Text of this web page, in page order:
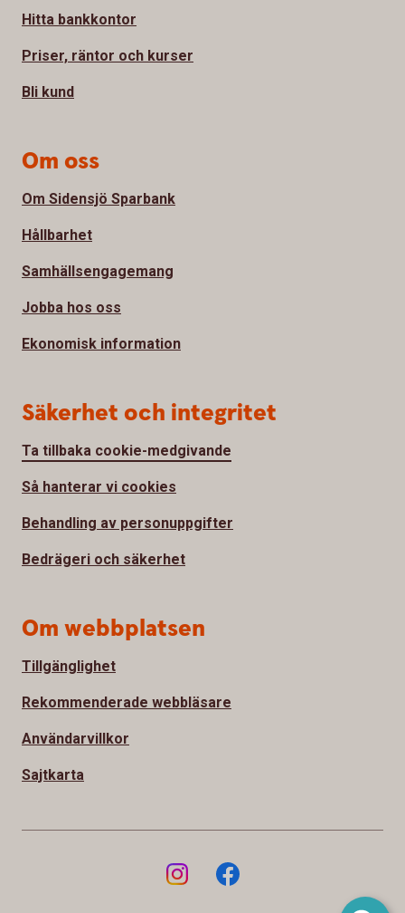
Hitta bankkontor
Priser, räntor och kurser
Bli kund
Om oss
Om Sidensjö Sparbank
Hållbarhet
Samhällsengagemang
Jobba hos oss
Ekonomisk information
Säkerhet och integritet
Ta tillbaka cookie-medgivande
Så hanterar vi cookies
Behandling av personuppgifter
Bedrägeri och säkerhet
Om webbplatsen
Tillgänglighet
Rekommenderade webbläsare
Användarvillkor
Sajtkarta